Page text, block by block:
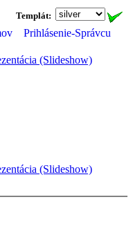
Templát:
Prihlásenie-Správcu
(Slideshow)
(Slideshow)